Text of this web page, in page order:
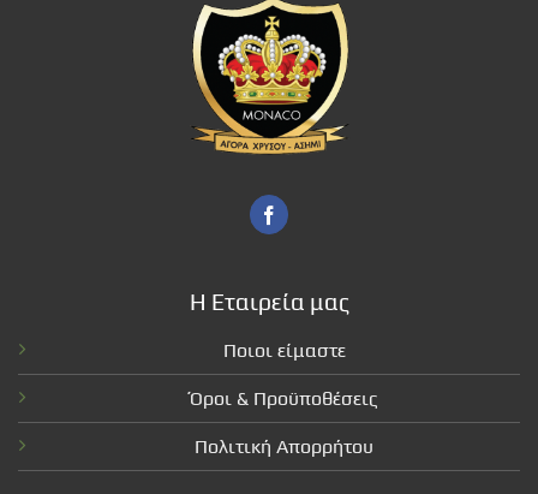
Η Εταιρεία μας
Ποιοι είμαστε
Όροι & Προϋποθέσεις
Πολιτική Απορρήτου